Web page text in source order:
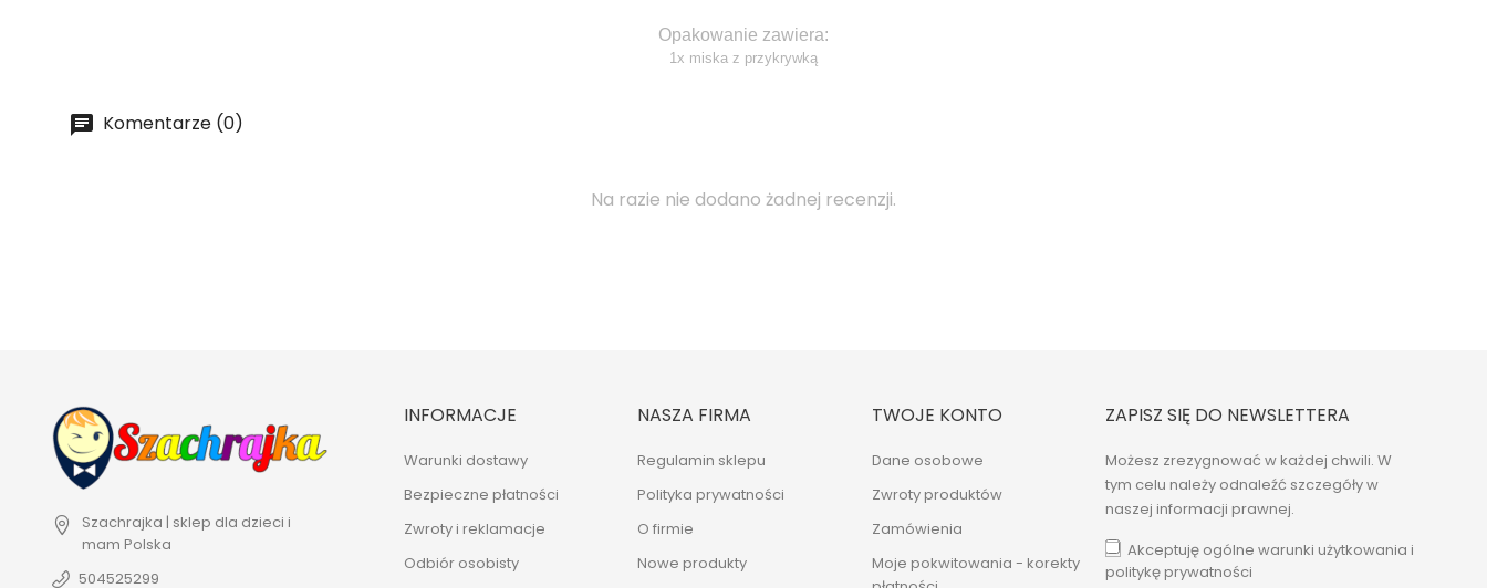
Opakowanie zawiera:
1x miska z przykrywką
Komentarze (0)
Na razie nie dodano żadnej recenzji.
Szachrajka | sklep dla dzieci i
mam Polska
504525299
INFORMACJE
Warunki dostawy
Bezpieczne płatności
Zwroty i reklamacje
Odbiór osobisty
NASZA FIRMA
Regulamin sklepu
Polityka prywatności
O firmie
Nowe produkty
TWOJE KONTO
Dane osobowe
Zwroty produktów
Zamówienia
Moje pokwitowania - korekty
ZAPISZ SIĘ DO NEWSLETTERA
Możesz zrezygnować w każdej chwili. W
tym celu należy odnaleźć szczegóły w
naszej informacji prawnej.
Akceptuję ogólne warunki użytkowania i
politykę prywatności